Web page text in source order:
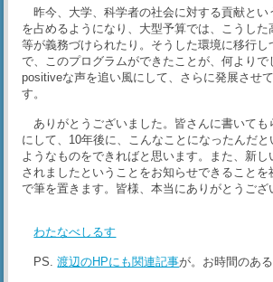
昨今、大学、科学者の社会に対する貢献とい
を占めるようになり、大型予算では、こうし
等が義務づけられたり。そうした環境に移行し
で、このプログラムができたことが、何より
positiveな声を追い風にして、さらに発展させ
す。
ありがとうございました。皆さんに書いても
にして、10年後に、こんなことになったんだ
ようなものをできればと思います。また、新し
されましたということをお知らせできることを
で筆を置きます。皆様、本当にありがとうござ
わたなべしるす
PS.渡辺のHPにも関連記事が。お時間のあ